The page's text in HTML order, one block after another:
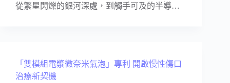
從繁星閃爍的銀河深處，到觸手可及的半導…
「雙模組電漿微奈米氣泡」專利 開啟慢性傷口
治療新契機